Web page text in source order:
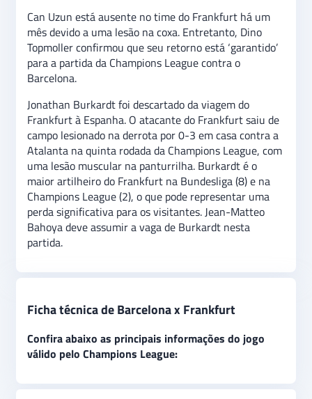
Can Uzun está ausente no time do Frankfurt há um
mês devido a uma lesão na coxa. Entretanto, Dino
Topmoller confirmou que seu retorno está ‘garantido’
para a partida da Champions League contra o
Barcelona.
Jonathan Burkardt foi descartado da viagem do
Frankfurt à Espanha. O atacante do Frankfurt saiu de
campo lesionado na derrota por 0-3 em casa contra a
Atalanta na quinta rodada da Champions League, com
uma lesão muscular na panturrilha. Burkardt é o
maior artilheiro do Frankfurt na Bundesliga (8) e na
Champions League (2), o que pode representar uma
perda significativa para os visitantes. Jean-Matteo
Bahoya deve assumir a vaga de Burkardt nesta
partida.
Ficha técnica de Barcelona x Frankfurt
Confira abaixo as principais informações do jogo
válido pelo Champions League: